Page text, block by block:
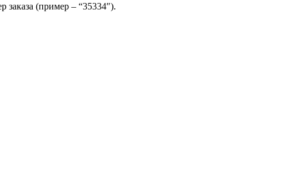
заказа (пример – “35334″).